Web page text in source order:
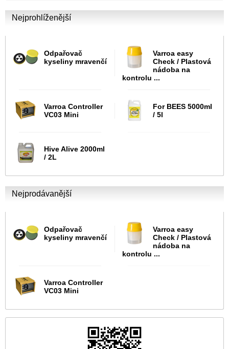
Nejprohlíženější
Odpařovač
kyseliny mravenčí
Varroa easy
Check / Plastová
nádoba na
kontrolu ...
Varroa Controller
VC03 Mini
For BEES 5000ml
/ 5l
Hive Alive 2000ml
/ 2L
Nejprodávanější
Odpařovač
kyseliny mravenčí
Varroa easy
Check / Plastová
nádoba na
kontrolu ...
Varroa Controller
VC03 Mini